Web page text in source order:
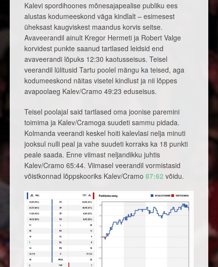
Kalevi spordihoones mõnesajapealise publiku ees
alustas kodumeeskond väga kindlalt – esimesest
üheksast kaugviskest maandus korvis seitse.
Avaveerandil ainult Kregor Hermeti ja Robert Valge
korvidest punkte saanud tartlased leidsid end
avaveerandi lõpuks 12:30 kaotusseisus. Teisel
veerandil lülitusid Tartu poolel mängu ka teised, aga
kodumeeskond näitas visetel kindlust ja nii lõppes
avapoolaeg Kalev/Cramo 49:23 eduseisus.
Teisel poolajal said tartlased oma joonise paremini
toimima ja Kalev/Cramoga suudeti sammu pidada.
Kolmanda veerandi keskel hoiti kalevlasi nelja minuti
jooksul nulli peal ja vahe suudeti korraks ka 18 punkti
peale saada. Enne viimast neljandikku juhtis
Kalev/Cramo 65:44. Viimasel veerandil vormistasid
võistkonnad lõppskooriks Kalev/Cramo 87:62 võidu.